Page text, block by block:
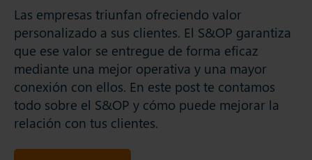
Las empresas triunfan ofreciendo valor
personalizado a sus clientes. El S&OP garantiza
que ese valor se entregue de forma eficaz
mediante una mejor operativa y una mayor
conexión con ellos. En este post te contamos
todo sobre el S&OP y cómo puede mejorar la
relación con tus clientes.